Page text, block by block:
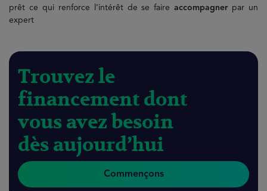
prêt ce qui renforce l’intérêt de se faireaccompagner par un
expert
Trouvez le
financement dont
vous avez besoin
dès aujourd’hui
Commençons